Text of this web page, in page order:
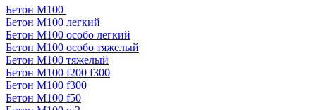
Бетон М100
Бетон М100 легкий
Бетон М100 особо легкий
Бетон М100 особо тяжелый
Бетон М100 тяжелый
Бетон М100 f200 f300
Бетон М100 f300
Бетон М100 f50